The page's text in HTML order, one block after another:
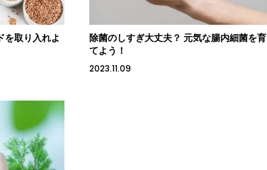
を取り入れよ
除菌のしすぎ大丈夫？ 元気な腸内細菌を育
てよう！
2023.11.09